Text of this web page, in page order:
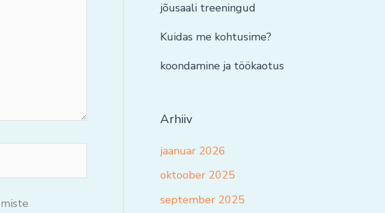
jõusaali treeningud
Kuidas me kohtusime?
koondamine ja töökaotus
Arhiiv
jaanuar 2026
oktoober 2025
september 2025